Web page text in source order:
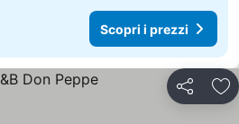
Scopri i prezzi
Condividi